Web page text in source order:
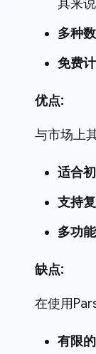
具来
多种
免费
优点:
与市场上
适合
支持
多功
缺点:
在使用
有限